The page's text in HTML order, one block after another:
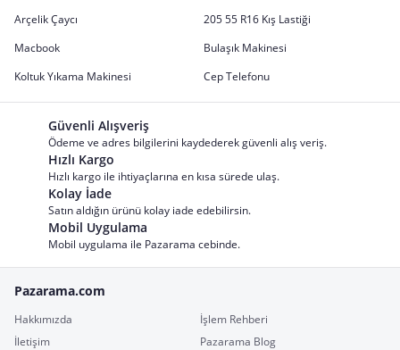
Arçelik Çaycı
205 55 R16 Kış Lastiği
Macbook
Bulaşık Makinesi
Koltuk Yıkama Makinesi
Cep Telefonu
Güvenli Alışveriş
Ödeme ve adres bilgilerini kaydederek güvenli alış veriş.
Hızlı Kargo
Hızlı kargo ile ihtiyaçlarına en kısa sürede ulaş.
Kolay İade
Satın aldığın ürünü kolay iade edebilirsin.
Mobil Uygulama
Mobil uygulama ile Pazarama cebinde.
Pazarama.com
Hakkımızda
İşlem Rehberi
İletişim
Pazarama Blog